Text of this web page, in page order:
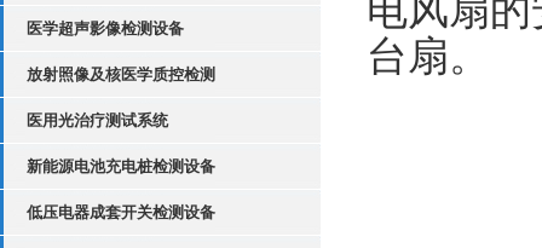
医学超声影像检测设备
放射照像及核医学质控检测
医用光治疗测试系统
新能源电池充电桩检测设备
低压电器成套开关检测设备
电风扇
台扇。